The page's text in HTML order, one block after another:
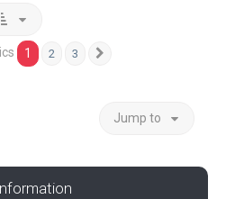
1 2 3
Jump to